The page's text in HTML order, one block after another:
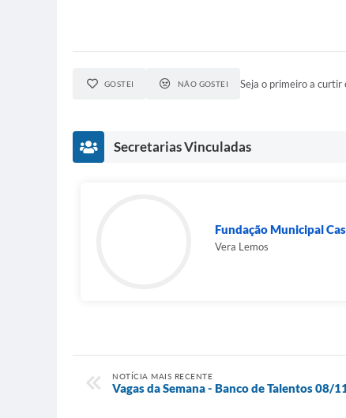
GOSTEI NÃO GOSTEI Seja o primeiro a curtir
Secretarias Vinculadas
Fundação Municipal
Vera Lemos
NOTÍCIA MAIS RECENTE
Vagas da Semana - Banco de Talentos 08/